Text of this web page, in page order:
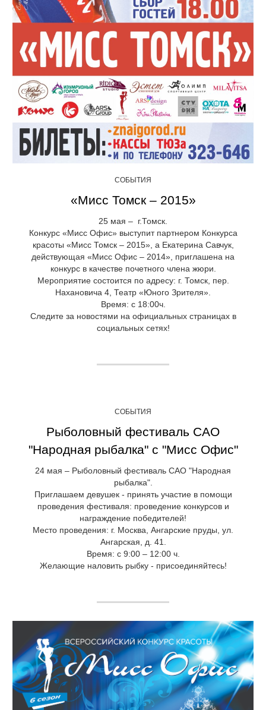
СОБЫТИЯ
«Мисс Томск – 2015»
25 мая – г.Томск.
Конкурс «Мисс Офис» выступит партнером Конкурса
красоты «Мисс Томск – 2015», а Екатерина Савчук,
действующая «Мисс Офис – 2014», приглашена на
конкурс в качестве почетного члена жюри.
Мероприятие состоится по адресу: г. Томск, пер.
Нахановича 4, Театр «Юного Зрителя».
Время: с 18:00ч.
Следите за новостями на официальных страницах в
социальных сетях!
СОБЫТИЯ
Рыболовный фестиваль САО
"Народная рыбалка" с "Мисс Офис"
24 мая – Рыболовный фестиваль САО "Народная
рыбалка".
Приглашаем девушек - принять участие в помощи
проведения фестиваля: проведение конкурсов и
награждение победителей!
Место проведения: г. Москва, Ангарские пруды, ул.
Ангарская, д. 41.
Время: с 9:00 – 12:00 ч.
Желающие наловить рыбку - присоединяйтесь!